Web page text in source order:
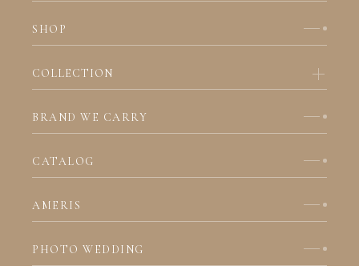
SHOP
COLLECTION
BRAND WE CARRY
CATALOG
AMERIS
PHOTO WEDDING